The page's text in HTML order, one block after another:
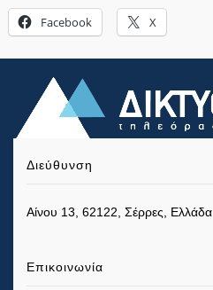
Facebook X
Διεύθυνση
Αίνου 13, 62122, Σέρρες, Ελλάδα
Επικοινωνία